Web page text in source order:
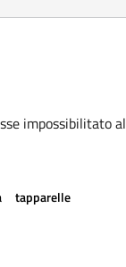
impossibilitato al
tapparelle